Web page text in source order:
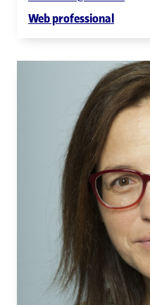
Web professional